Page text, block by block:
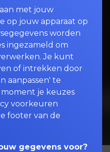
met jouw
op jouw apparaat op
worden
ingezameld om
Je kunt
of intrekken door
aanpassen' te
je keuzes
voorkeuren
footer van de
gegevens voor?